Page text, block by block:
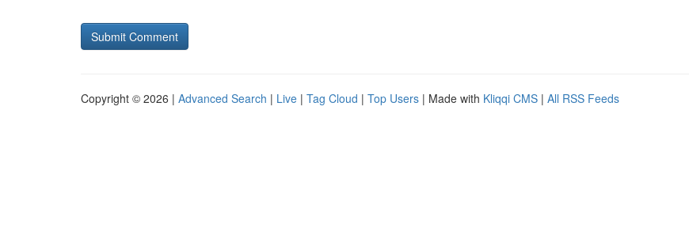
Copyright © 2026 | Advanced Search | Live | Tag Cloud | Top Users | Made with Kliqqi CMS | All RSS Feeds